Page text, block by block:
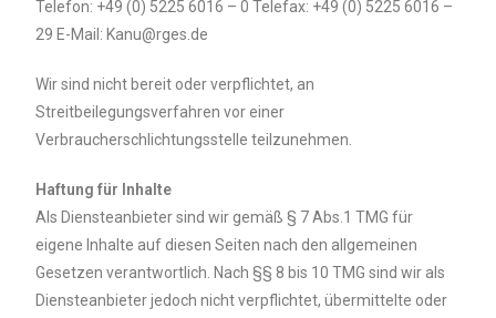
Telefon: +49 (0) 5225 6016 – 0 Telefax: +49 (0) 5225 6016 –
29 E-Mail: Kanu@rges.de
Wir sind nicht bereit oder verpflichtet, an
Streitbeilegungsverfahren vor einer
Verbraucherschlichtungsstelle teilzunehmen.
Haftung für Inhalte
Als Diensteanbieter sind wir gemäß § 7 Abs.1 TMG für
eigene Inhalte auf diesen Seiten nach den allgemeinen
Gesetzen verantwortlich. Nach §§ 8 bis 10 TMG sind wir als
Diensteanbieter jedoch nicht verpflichtet, übermittelte oder